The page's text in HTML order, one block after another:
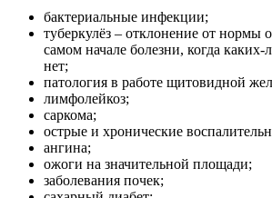
бактериальные инфекции;
туберкулёз – отклонение от нормы
самом начале болезни, когда
нет;
патология в работе щитовидной
лимфолейкоз;
саркома;
острые и хронические
ангина;
ожоги на значительной площади;
заболевания почек;